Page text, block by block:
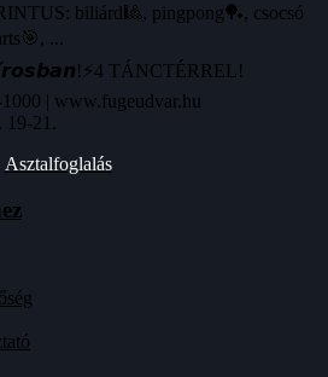
biliárd🎱, pingpong🏓, csocsó
...
TÁNCTÉRREL!
| www.fugeudvar.hu
19-21.
Asztalfoglalás